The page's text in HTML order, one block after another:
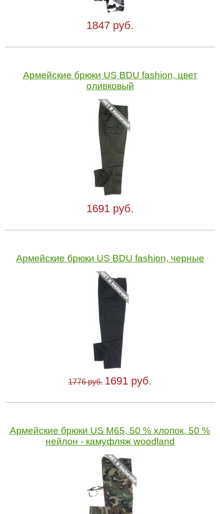
1847 руб.
Армейские брюки US BDU fashion, цвет
оливковый
1691 руб.
Армейские брюки US BDU fashion, черные
1776 руб. 1691 руб.
Армейские брюки US M65, 50 % хлопок, 50 %
нейлон - камуфляж woodland